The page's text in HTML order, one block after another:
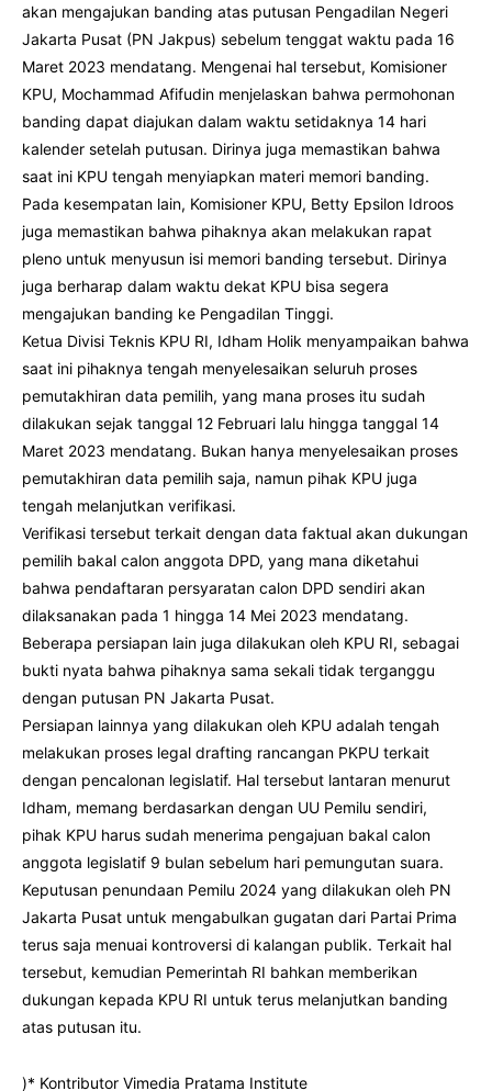
akan mengajukan banding atas putusan Pengadilan Negeri
Jakarta Pusat (PN Jakpus) sebelum tenggat waktu pada 16
Maret 2023 mendatang. Mengenai hal tersebut, Komisioner
KPU, Mochammad Afifudin menjelaskan bahwa permohonan
banding dapat diajukan dalam waktu setidaknya 14 hari
kalender setelah putusan. Dirinya juga memastikan bahwa
saat ini KPU tengah menyiapkan materi memori banding.
Pada kesempatan lain, Komisioner KPU, Betty Epsilon Idroos
juga memastikan bahwa pihaknya akan melakukan rapat
pleno untuk menyusun isi memori banding tersebut. Dirinya
juga berharap dalam waktu dekat KPU bisa segera
mengajukan banding ke Pengadilan Tinggi.
Ketua Divisi Teknis KPU RI, Idham Holik menyampaikan bahwa
saat ini pihaknya tengah menyelesaikan seluruh proses
pemutakhiran data pemilih, yang mana proses itu sudah
dilakukan sejak tanggal 12 Februari lalu hingga tanggal 14
Maret 2023 mendatang. Bukan hanya menyelesaikan proses
pemutakhiran data pemilih saja, namun pihak KPU juga
tengah melanjutkan verifikasi.
Verifikasi tersebut terkait dengan data faktual akan dukungan
pemilih bakal calon anggota DPD, yang mana diketahui
bahwa pendaftaran persyaratan calon DPD sendiri akan
dilaksanakan pada 1 hingga 14 Mei 2023 mendatang.
Beberapa persiapan lain juga dilakukan oleh KPU RI, sebagai
bukti nyata bahwa pihaknya sama sekali tidak terganggu
dengan putusan PN Jakarta Pusat.
Persiapan lainnya yang dilakukan oleh KPU adalah tengah
melakukan proses legal drafting rancangan PKPU terkait
dengan pencalonan legislatif. Hal tersebut lantaran menurut
Idham, memang berdasarkan dengan UU Pemilu sendiri,
pihak KPU harus sudah menerima pengajuan bakal calon
anggota legislatif 9 bulan sebelum hari pemungutan suara.
Keputusan penundaan Pemilu 2024 yang dilakukan oleh PN
Jakarta Pusat untuk mengabulkan gugatan dari Partai Prima
terus saja menuai kontroversi di kalangan publik. Terkait hal
tersebut, kemudian Pemerintah RI bahkan memberikan
dukungan kepada KPU RI untuk terus melanjutkan banding
atas putusan itu.
)* Kontributor Vimedia Pratama Institute